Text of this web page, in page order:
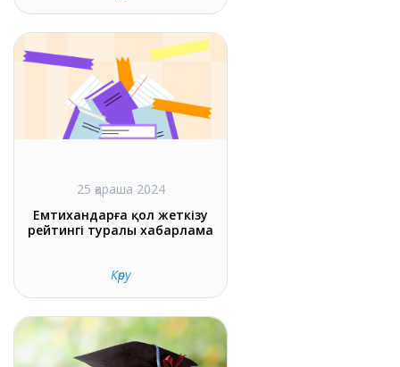
25 қараша 2024
Емтихандарға қол жеткізу
рейтингі туралы хабарлама
Көру